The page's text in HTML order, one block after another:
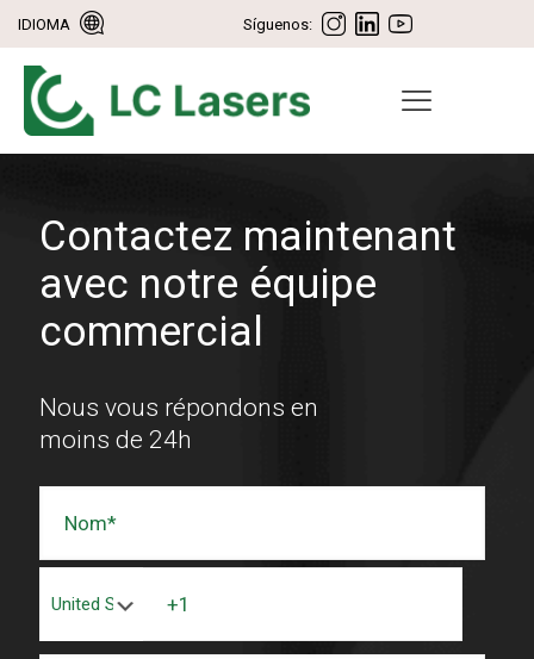
IDIOMA Síguenos:
Contactez maintenant
avec notre équipe
commercial
Nous vous répondons en
moins de 24h